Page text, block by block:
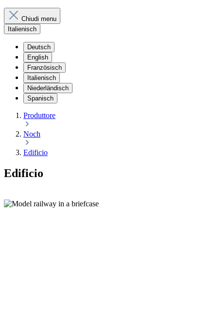
Chiudi menu
Italienisch
Deutsch
English
Französisch
Italienisch
Niederländisch
Spanisch
Produttore
Noch
Edificio
Edificio